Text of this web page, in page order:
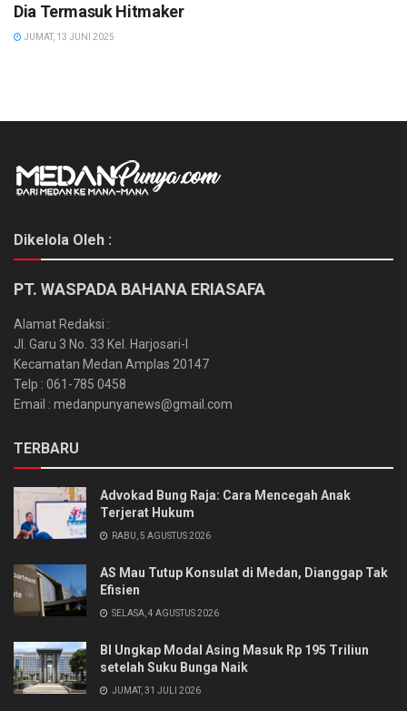
Dia Termasuk Hitmaker
JUMAT, 13 JUNI 2025
Dikelola Oleh :
PT. WASPADA BAHANA ERIASAFA
Alamat Redaksi :
Jl. Garu 3 No. 33 Kel. Harjosari-I
Kecamatan Medan Amplas 20147
Telp : 061-785 0458
Email : medanpunyanews@gmail.com
TERBARU
Advokad Bung Raja: Cara Mencegah Anak
Terjerat Hukum
RABU, 5 AGUSTUS 2026
AS Mau Tutup Konsulat di Medan, Dianggap Tak
Efisien
SELASA, 4 AGUSTUS 2026
BI Ungkap Modal Asing Masuk Rp 195 Triliun
setelah Suku Bunga Naik
JUMAT, 31 JULI 2026